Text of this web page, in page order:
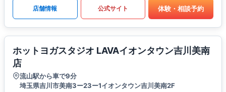
店舗情報 公式サイト 体験・相談予約
ホットヨガスタジオ LAVAイオンタウン吉川美南
店
流山駅から車で9分
埼玉県吉川市美南3ー23ー1イオンタウン吉川美南2F